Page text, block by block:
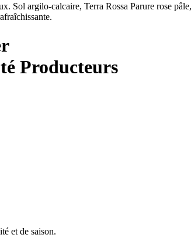
Sol argilo-calcaire, Terra Rossa Parure rose
Producteurs
et de saison.